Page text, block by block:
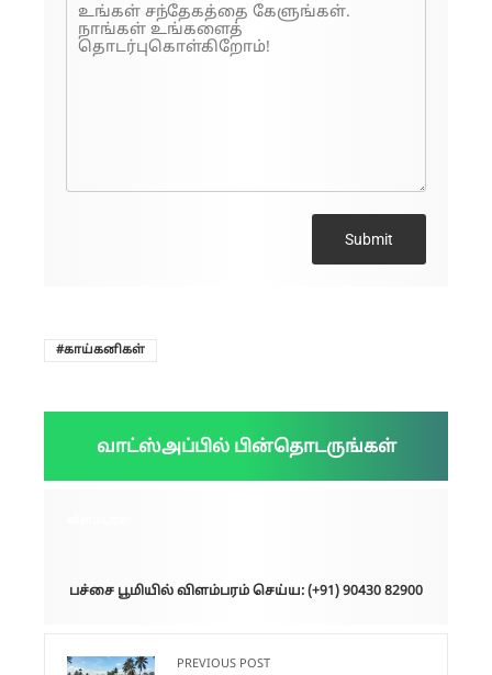
Submit
காய்கனிகள்
வாட்ஸ்அப்பில் பின்தொடருங்கள்
பச்சை பூமியில் விளம்பரம் செய்ய: (+91) 90430 82900
PREVIOUS POST